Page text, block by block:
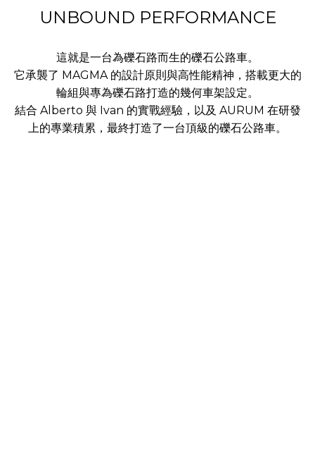
UNBOUND PERFORMANCE
這就是一台為礫石路而生的礫石公路車。
它承襲了 MAGMA 的設計原則與高性能精神，搭載更大的
輪組與專為礫石路打造的幾何車架設定。
結合 Alberto 與 Ivan 的實戰經驗，以及 AURUM 在研發
上的專業積累，最終打造了一台頂級的礫石公路車。